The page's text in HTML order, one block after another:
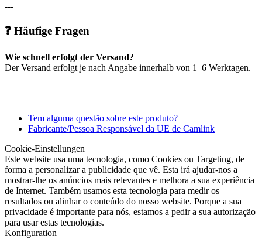
---
❓ Häufige Fragen
Wie schnell erfolgt der Versand?
Der Versand erfolgt je nach Angabe innerhalb von 1–6 Werktagen.
Tem alguma questão sobre este produto?
Fabricante/Pessoa Responsável da UE de Camlink
Cookie-Einstellungen
Este website usa uma tecnologia, como Cookies ou Targeting, de
forma a personalizar a publicidade que vê. Esta irá ajudar-nos a
mostrar-lhe os anúncios mais relevantes e melhora a sua experiência
de Internet. Também usamos esta tecnologia para medir os
resultados ou alinhar o conteúdo do nosso website. Porque a sua
privacidade é importante para nós, estamos a pedir a sua autorização
para usar estas tecnologias.
Konfiguration